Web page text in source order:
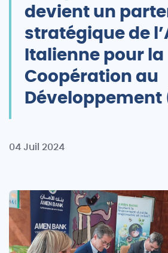
devient un
stratégique de
Italienne pour la
Coopération au
Développement
04 Juil 2024